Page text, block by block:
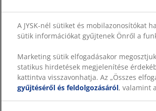
A JYSK-nél sütiket és mobilazonosítókat
sütik információkat gyűjtenek Önről a
Marketing sütik elfogadásakor
statikus hirdetések megjelenítése
kattintva visszavonhatja. Az „Összes
gyűjtéséről és feldolgozásáról, valamint a